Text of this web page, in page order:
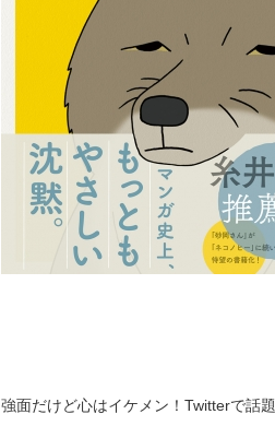
強面だけど心はイケメン！Twitterで話